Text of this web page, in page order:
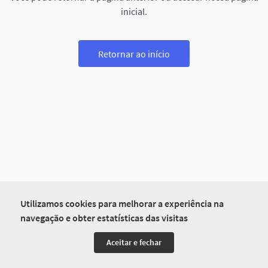
Utilizamos cookies para melhorar a experiência na
navegação e obter estatísticas das visitas
Aceitar e fechar
inicial.
Retornar ao início